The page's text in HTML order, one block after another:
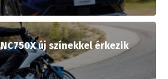
új színekkel érkezik